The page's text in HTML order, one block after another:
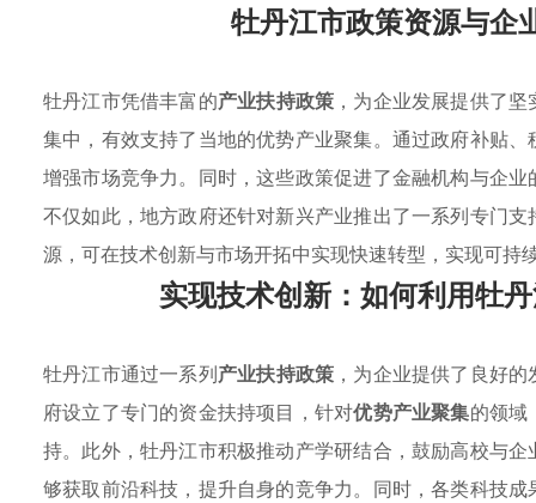
牡丹江市政策资源与企
牡丹江市凭借丰富的产业扶持政策 ，为企业发展提供了
集中，有效支持了当地的优势产业聚集。通过政府补贴
增强市场竞争力。同时，这些政策促进了金融机构与企
不仅如此，地方政府还针对新兴产业推出了一系列专门
源，可在技术创新与市场开拓中实现快速转型，实现可持
实现技术创新：如何利用牡
牡丹江市通过一系列产业扶持政策 ，为企业提供了良好
府设立了专门的资金扶持项目，针对优势产业聚集的领域
持。此外，牡丹江市积极推动产学研结合，鼓励高校与
够获取前沿科技，提升自身的竞争力。同时，各类科技